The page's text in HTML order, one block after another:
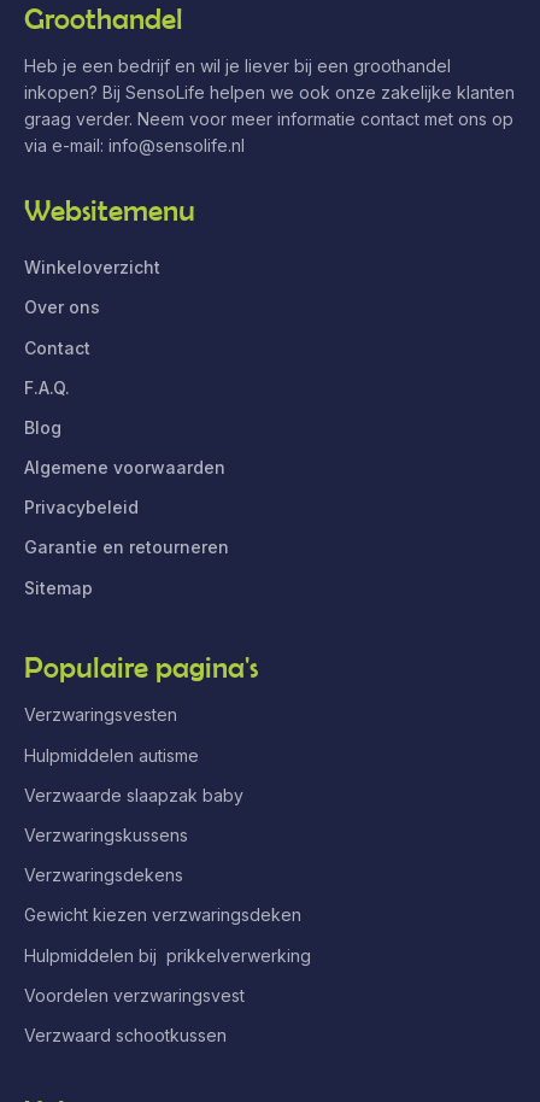
Groothandel
Heb je een bedrijf en wil je liever bij een groothandel
inkopen? Bij SensoLife helpen we ook onze zakelijke klanten
graag verder. Neem voor meer informatie contact met ons op
via e-mail: info@sensolife.nl
Websitemenu
Winkeloverzicht
Over ons
Contact
F.A.Q.
Blog
Algemene voorwaarden
Privacybeleid
Garantie en retourneren
Sitemap
Populaire pagina's
Verzwaringsvesten
Hulpmiddelen autisme
Verzwaarde slaapzak baby
Verzwaringskussens
Verzwaringsdekens
Gewicht kiezen verzwaringsdeken
Hulpmiddelen bij prikkelverwerking
Voordelen verzwaringsvest
Verzwaard schootkussen